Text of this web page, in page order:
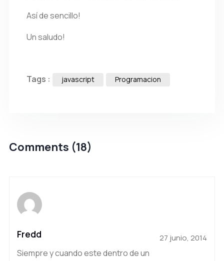
Así de sencillo!
Un saludo!
Tags : javascript Programacion
Comments (18)
Fredd 27 junio, 2014
Siempre y cuando este dentro de un